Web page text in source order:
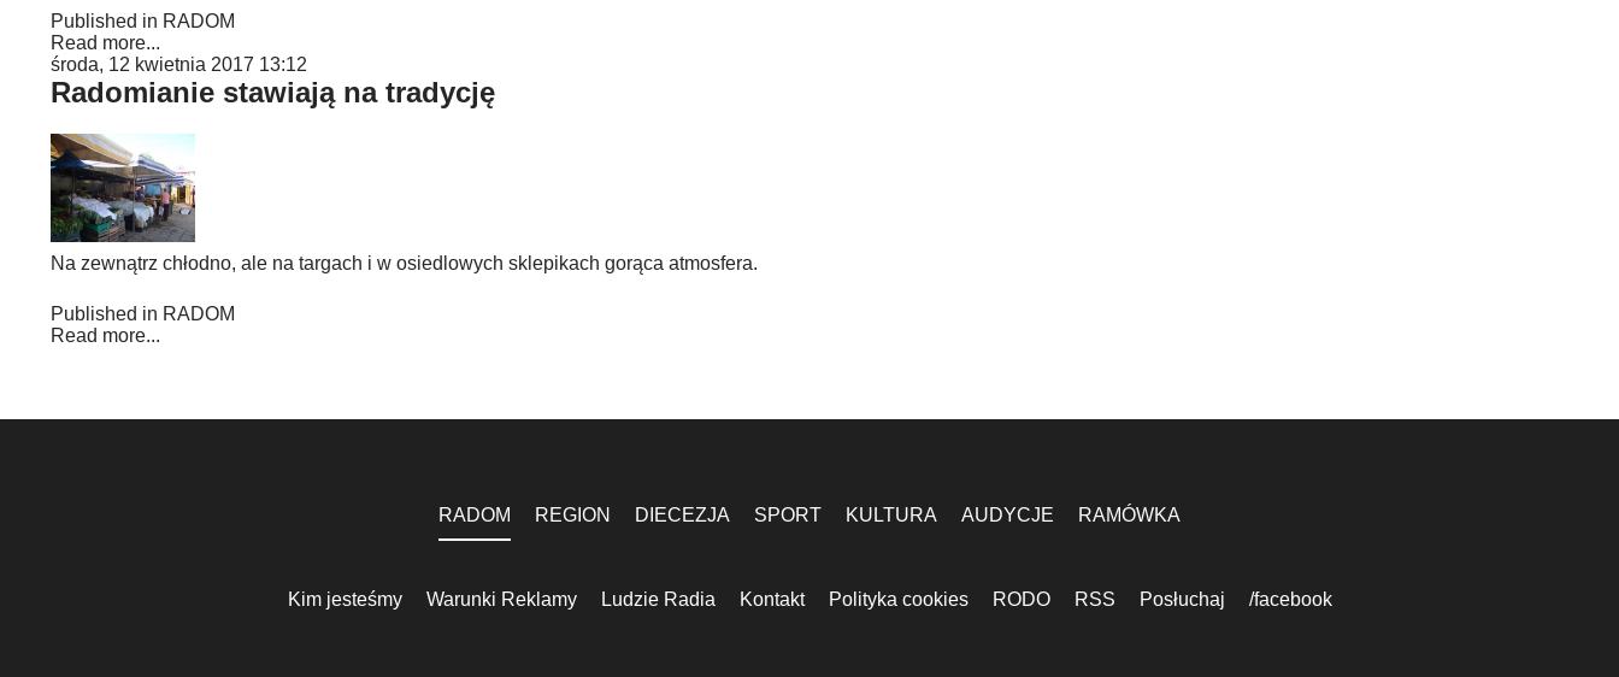
Published in RADOM
Read more...
środa, 12 kwietnia 2017 13:12
Radomianie stawiają na tradycję
Na zewnątrz chłodno, ale na targach i w osiedlowych sklepikach gorąca atmosfera.
Published in RADOM
Read more...
RADOM REGION DIECEZJA SPORT KULTURA AUDYCJE RAMÓWKA
Kim jesteśmy Warunki Reklamy Ludzie Radia Kontakt Polityka cookies RODO RSS Posłuchaj /facebook